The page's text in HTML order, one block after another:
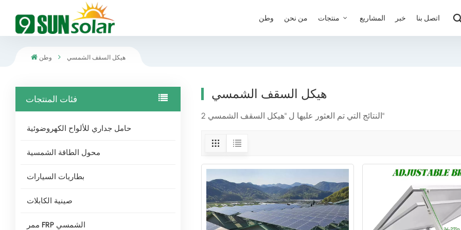
وطن من نحن المشاريع خبر اتصل بنا
وطن هيكل السقف الشمسي
فئات المنتجات
حامل جداري للألواح الكهروضوئية
محول الطاقة الشمسية
بطاريات السيارات
صينية الكابلات
ممر FRP الشمسي
هيكل السقف الشمسي
2 النتائج التي تم العثور عليها ل "هيكل السقف الشمسي"